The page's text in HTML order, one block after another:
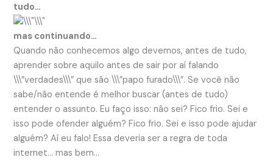
tudo…
mas continuando…
Quando não conhecemos algo devemos, antes de tudo,
aprender sobre aquilo antes de sair por aí falando
\\\”verdades\\\” que são \\\”papo furado\\\”. Se você não
sabe/não entende é melhor buscar (antes de tudo)
entender o assunto. Eu faço isso: não sei? Fico frio. Sei e
isso pode ofender alguém? Fico frio. Sei e isso pode ajudar
alguém? Aí eu falo! Essa deveria ser a regra de toda
internet… mas bem…